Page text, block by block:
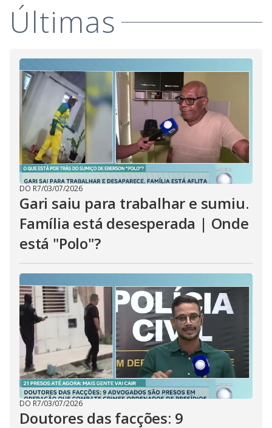
e
o
Últimas
DO R7/03/07/2026
Gari saiu para trabalhar e sumiu.
Família está desesperada | Onde
está "Polo"?
DO R7/03/07/2026
Doutores das facções: 9